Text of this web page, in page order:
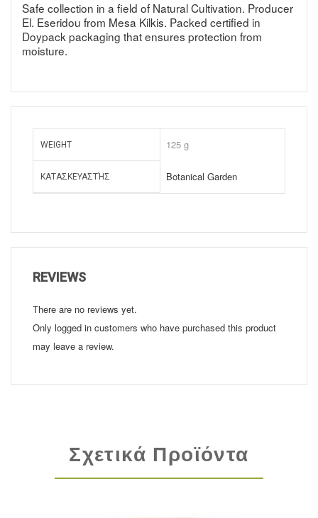
Safe collection in a field of Natural Cultivation. Producer
El. Eseridou from Mesa Kilkis. Packed certified in
Doypack packaging that ensures protection from
moisture.
WEIGHT 125 g
ΚΑΤΑΣΚΕΥΑΣΤΉΣ Botanical Garden
REVIEWS
There are no reviews yet.
Only logged in customers who have purchased this product
may leave a review.
Σχετικά Προϊόντα